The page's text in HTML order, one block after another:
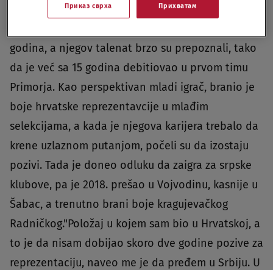
Marko Radulović rođen je u Rijeci 2001. godine,
godina, a njegov talenat brzo su prepoznali, tako
da je već sa 15 godina debitiovao u prvom timu
Primorja. Kao perspektivan mladi igrač, branio je
boje hrvatske reprezentavcije u mlađim
selekcijama, a kada je njegova karijera trebalo da
krene uzlaznom putanjom, počeli su da izostaju
pozivi. Tada je doneo odluku da zaigra za srpske
klubove, pa je 2018. prešao u Vojvodinu, kasnije u
Šabac, a trenutno brani boje kragujevačkog
Radničkog."Položaj u kojem sam bio u Hrvatskoj, a
to je da nisam dobijao skoro dve godine pozive za
reprezentaciju, naveo me je da pređem u Srbiju. U
Приказ сврха Прихватам